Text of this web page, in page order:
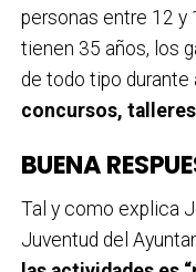
personas entre 12 y
tienen 35 años, los
de todo tipo durante
concursos,
BUENA
Tal y como explica
Juventud del